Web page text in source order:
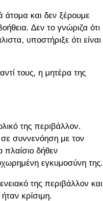
και δεν ξέρουμε
Δεν το γνώριζα ότι
υποστήριξε ότι είναι
τους, η μητέρα της
της περιβάλλον.
συννενόηση με τον
πλαίσιο δήθεν
εγκυμοσύνη της.
της περιβάλλον και
κρίσιμη.